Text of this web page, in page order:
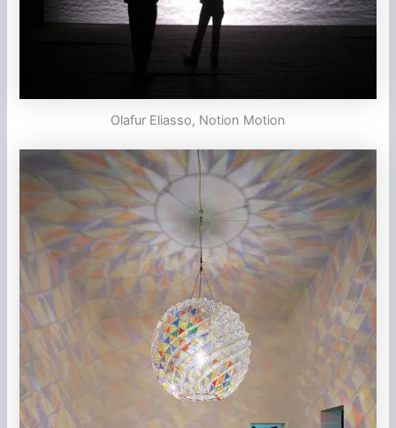
Olafur Eliasso, Notion Motion